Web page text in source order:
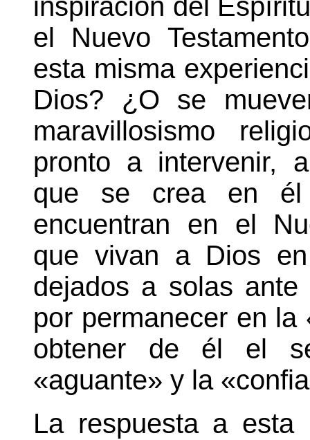
inspiración del
el Nuevo
esta misma
Dios? ¿O se
maravillosismo
pronto a intervenir,
que se crea en
encuentran en el
que vivan a Dios
dejados a solas
por permanecer en
obtener de él el
«aguante» y la
La respuesta a esta